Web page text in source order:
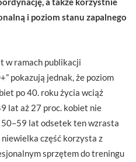
i poziom stanu zapalnego
w ramach publikacji
pokazują jednak, że poziom
po 40. roku życia wciąż
lat aż 27 proc. kobiet nie
lat odsetek ten wzrasta
część korzysta z
sprzętem do treningu